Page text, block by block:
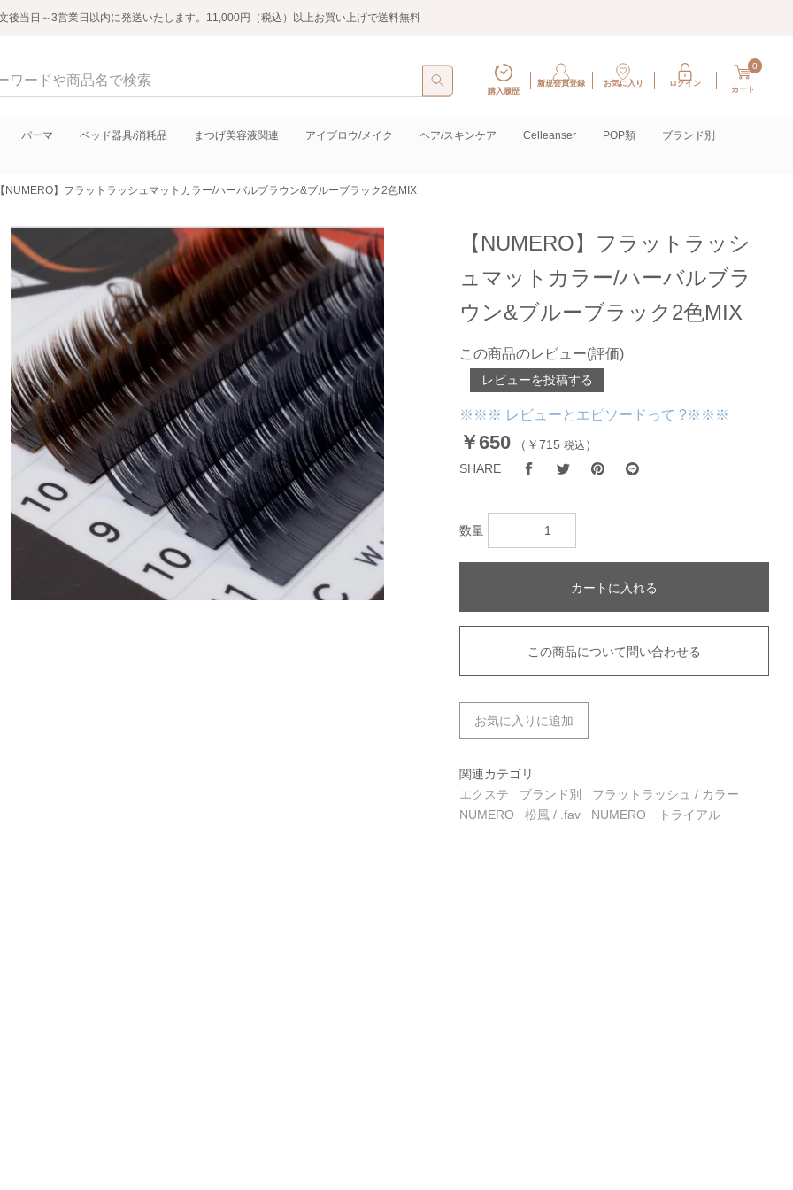
後当日～3営業日以内に発送いたします。11,000円（税込）以上お買い上げで送料無料
購入履歴
新規会員登録 お気に入り ログイン
0
カート
パーマ ベッド器具/消耗品 まつげ美容液関連 アイブロウ/メイク ヘア/スキンケア Celleanser POP類 ブランド別
NUMERO】フラットラッシュマットカラー/ハーバルブラウン&ブルーブラック2色MIX
【NUMERO】フラットラッシ
ュマットカラー/ハーバルブラ
ウン&ブルーブラック2色MIX
この商品のレビュー(評価)
レビューを投稿する
※※※ レビューとエピソードって ?※※※
￥650 （ ￥715 税込 ）
SHARE
数量
カートに入れる
この商品について問い合わせる
お気に入りに追加
関連カテゴリ
エクステ
ブランド別
フラットラッシュ / カラー
NUMERO
松風 / .fav NUMERO トライアル